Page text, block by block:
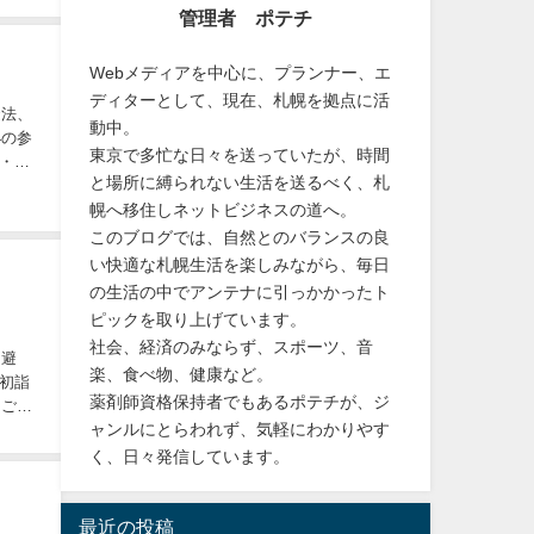
、
参
御
詣
利
管理者 ポテチ
Webメディアを中心に、プランナー、エ
ディターとして、現在、札幌を拠点に活
動中。
東京で多忙な日々を送っていたが、時間
と場所に縛られない生活を送るべく、札
幌へ移住しネットビジネスの道へ。
このブログでは、自然とのバランスの良
い快適な札幌生活を楽しみながら、毎日
の生活の中でアンテナに引っかかったト
ピックを取り上げています。
社会、経済のみならず、スポーツ、音
楽、食べ物、健康など。
薬剤師資格保持者でもあるポテチが、ジ
ャンルにとらわれず、気軽にわかりやす
く、日々発信しています。
最近の投稿